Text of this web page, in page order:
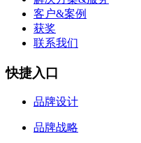
客户&案例
获奖
联系我们
快捷入口
品牌设计
品牌战略